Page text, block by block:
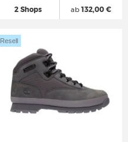
2 Shops ab132,00 €
Resell